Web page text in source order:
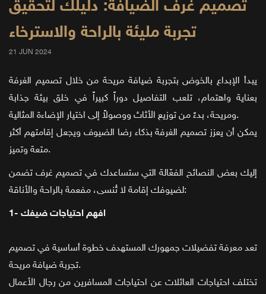
تصميم غرف الضيافة: دليلك لتحقيق
تجربة مليئة بالراحة والاسترخاء
21 JUN 2024
يبدأ الإبداع بالخوض بتجربة ضيافة مريحة من خلال تصميم الغرفة
بعناية واهتمام، تلعب التفاصيل دوراً كبيراً في خلق بيئة جذابة
ومريحة، بدءً من توزيع الأثاث ووصولاً إلى اختيار الإضاءة المثالية.
يمكن أن يعزز تصميم الغرفة بذكاء رضا الضيوف ويجعل إقامتهم أكثر
متعة وتميز.
إليك بعض النصائح الفعّالة التي ستساعدك في تصميم غرف تضمن
لضيوفك إقامة لا تُنسى، مفعمة بالراحة والأناقة:
1- افهم احتياجات ضيفك
تعد معرفة تفضيلات جمهورك المستهدف خطوة أساسية في تصميم
تجربة ضيافة مريحة.
تختلف احتياجات العائلات عن احتياجات المسافرين من رجال الأعمال